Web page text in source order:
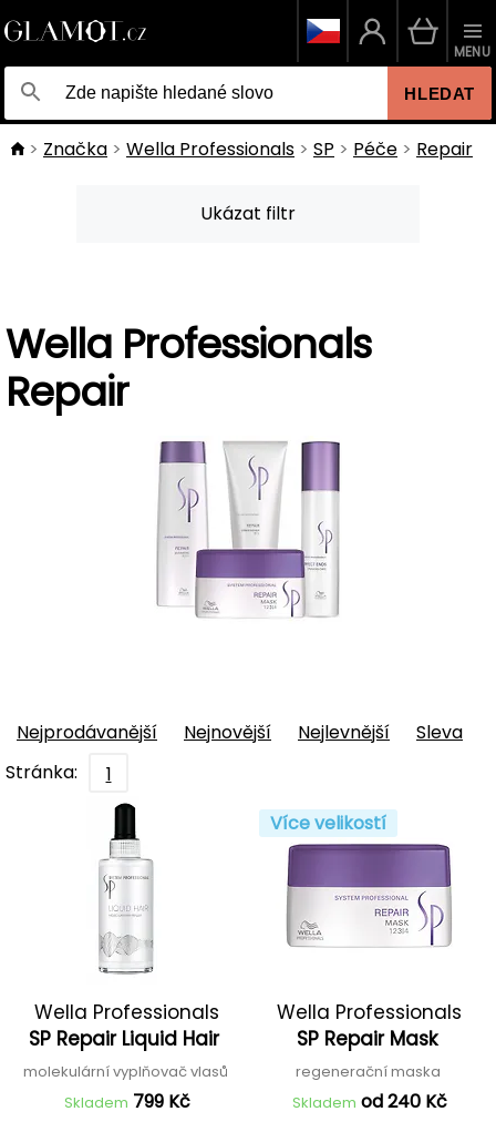
HLEDAT
MENU
Značka Wella Professionals SP Péče Repair
Ukázat filtr
Wella Professionals
Repair
Nejprodávanější Nejnovější Nejlevnější
Sleva
Stránka:
1
Wella Professionals
SP Repair Liquid Hair
molekulární vyplňovač vlasů
Skladem 799 Kč
Více velikostí
Wella Professionals
SP Repair Mask
regenerační maska
Skladem od 240 Kč